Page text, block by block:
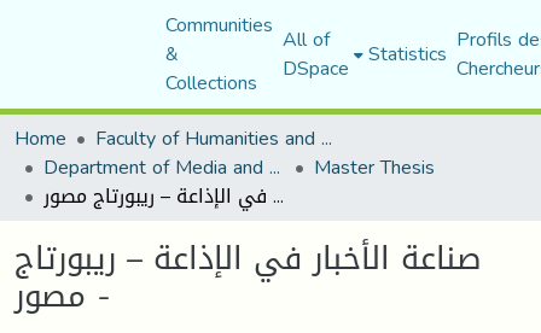
Communities
&
Collections
All of
DSpace Statistics Profils
Home
Faculty of Humanities and Social Sciences
Department of Media and Communication Studies Master Thesis
صناعة الأخبار في الإذاعة – ريبورتاج مصور -
صناعة الأخبار في الإذاعة – ريبورتاج
مصور -